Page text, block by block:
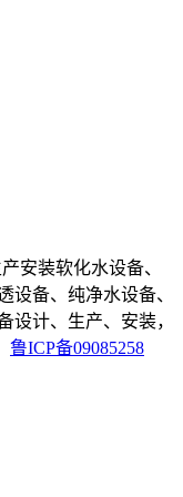
安装软化水设备、
设备、纯净水设备、
设计、生产、安装，
鲁ICP备09085258